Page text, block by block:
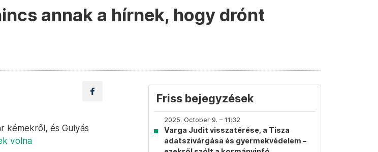
annak a hírnek, hogy drónt
kémekről, és Gulyás
volna
Friss bejegyzések
2025. October 9. – 11:32
Varga Judit visszatérése, a Tisza
adatszivárgása és gyermekvédelem –